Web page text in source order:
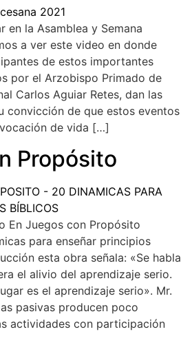
en la Asamblea y Semana
a ver este video en donde
de estos importantes
por el Arzobispo Primado de
Carlos Aguiar Retes, dan las
convicción de que estos eventos
de vida […]
Propósito
En Juegos con Propósito
para enseñar principios
esta obra señala: «Se habla
el alivio del aprendizaje serio.
es el aprendizaje serio». Mr.
pasivas producen poco
actividades con participación